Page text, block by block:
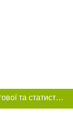
Цей сайт використовує «cookies». Також веб-сайт використовує інтернет-сервіс для збору технічних даних стосовно відвідувачів з метою отримання маркетингової та статистичної інформації. Умови обробки даних відвідувачів сайту див.